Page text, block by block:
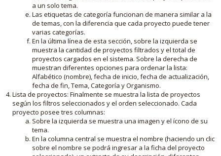
a un solo tema.
Las etiquetas de categoría funcionan de manera similar a la
de temas, con la diferencia que cada proyecto puede tener
varias categorías.
En la última línea de esta sección, sobre la izquierda se
muestra la cantidad de proyectos filtrados y el total de
proyectos cargados en el sistema. Sobre la derecha de
muestran diferentes opciones para ordenar la lista:
Alfabético (nombre), fecha de inicio, fecha de actualización,
fecha de fin, Tema, Categoría y Organismo.
Lista de proyectos: Finalmente se muestra la lista de proyectos
según los filtros seleccionados y el orden seleccionado. Cada
proyecto posee tres columnas:
Sobre la izquierda se muestra una imagen y el ícono de su
tema.
En la columna central se muestra el nombre (haciendo un clic
sobre el nombre se podrá ingresar a la ficha del proyecto